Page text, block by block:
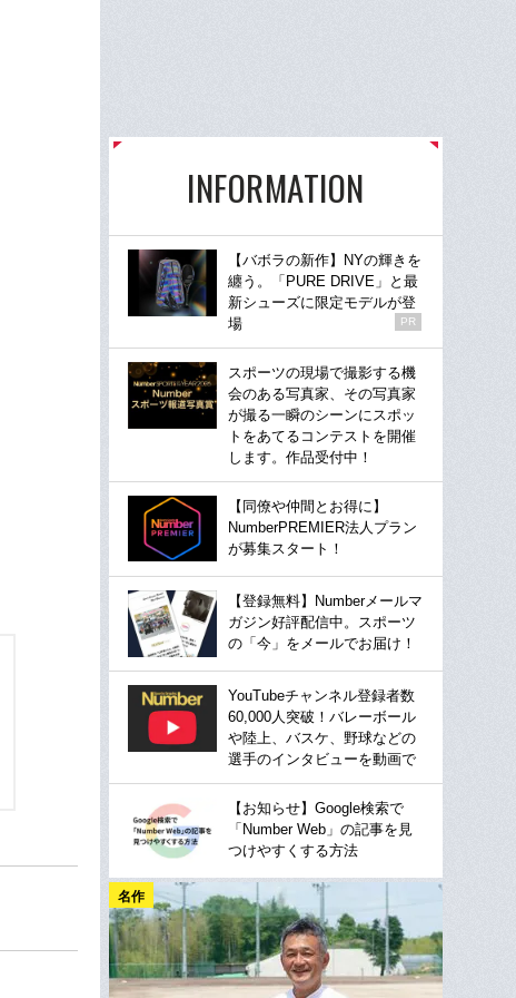
INFORMATION
【バボラの新作】NYの輝きを
纏う。「PURE DRIVE」と最
新シューズに限定モデルが登
場
PR
スポーツの現場で撮影する機
会のある写真家、その写真家
が撮る一瞬のシーンにスポッ
トをあてるコンテストを開催
します。作品受付中！
【同僚や仲間とお得に】
NumberPREMIER法人プラン
が募集スタート！
【登録無料】Numberメールマ
ガジン好評配信中。スポーツ
の「今」をメールでお届け！
YouTubeチャンネル登録者数
60,000人突破！バレーボール
や陸上、バスケ、野球などの
選手のインタビューを動画で
【お知らせ】Google検索で
「Number Web」の記事を見
つけやすくする方法
名作